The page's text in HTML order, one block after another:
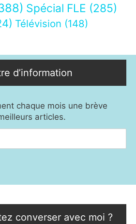
Spécial FLE (285)
Télévision (148)
d’information
chaque mois une brève
articles.
converser avec moi ?